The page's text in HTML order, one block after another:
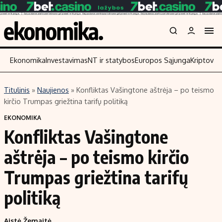
Turinys
Naujienos
Aplinka
Verslas
Energetika
Ekonomika
Politika
EkonomikaInvestavimasNT ir statybosEuropos Sąjunga
Titulinis » Naujienos » Konfliktas Vašingtone aštrėja – po teismo
kirčio Trumpas griežtina tarifų politiką
EKONOMIKA
Konfliktas Vašingtone
aštrėja – po teismo kirčio
Trumpas griežtina tarifų
politiką